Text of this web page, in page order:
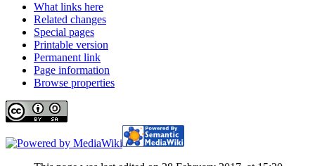
What links here
Related changes
Special pages
Printable version
Permanent link
Page information
Browse properties